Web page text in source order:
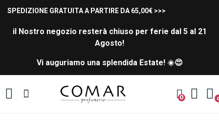
SPEDIZIONE GRATUITA A PARTIRE DA 65,00€ >>>
il Nostro negozio resterà chiuso per ferie dal 5 al 21
Agosto!
Vi auguriamo una splendida Estate! ☀️😍
0